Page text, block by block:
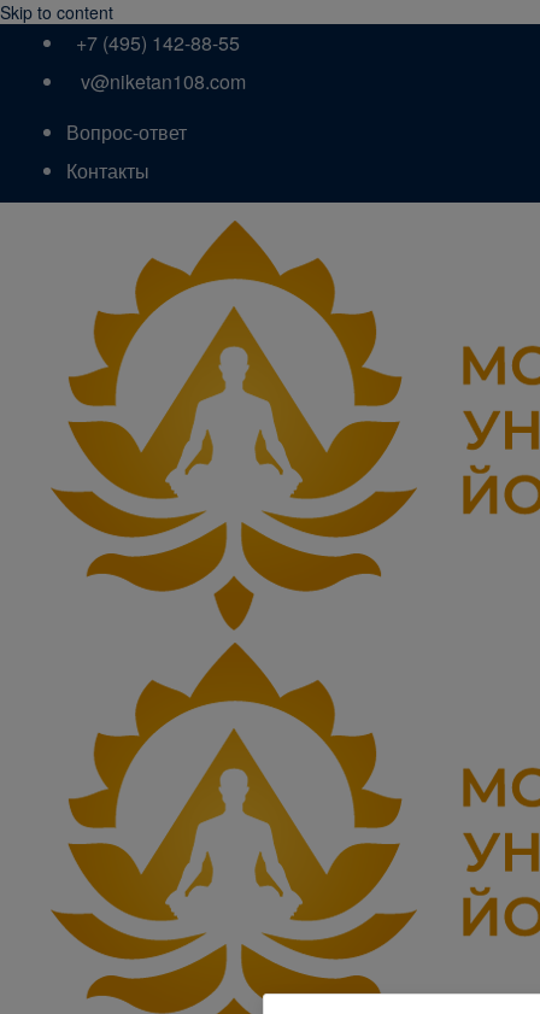
Skip to content
+7 (495) 142-88-55
v@niketan108.com
Вопрос-ответ
Контакты